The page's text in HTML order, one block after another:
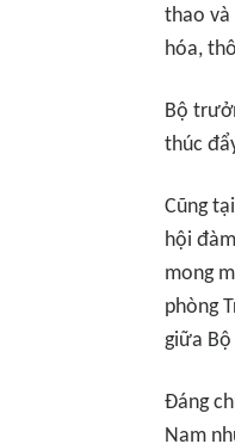
thao và
hóa,
Bộ
thúc
Cũng
hội
mong
phòng
giữa Bộ
Đáng
Nam